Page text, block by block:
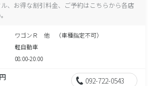
、お得な割引料金、ご予約はこちらから各店
ワゴンＲ 他 （車種指定不可）
軽自動車
08:00-20:00
092-722-0543